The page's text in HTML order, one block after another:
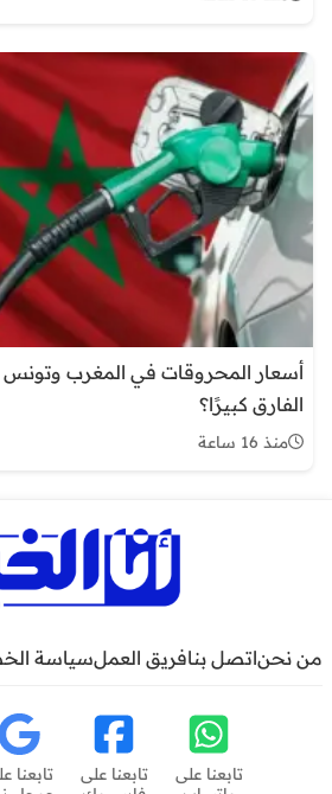
أسعار المحروقات في المغرب وتونس
الفارق كبيرًا؟
منذ 16 ساعة
من نحناتصل بنافريق العملسياسة
تابعنا على
تابعنا على
تابعنا